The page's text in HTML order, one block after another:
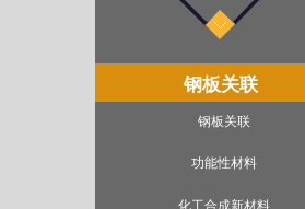
钢板关联
钢板关联
功能性材料
化工合成新材料